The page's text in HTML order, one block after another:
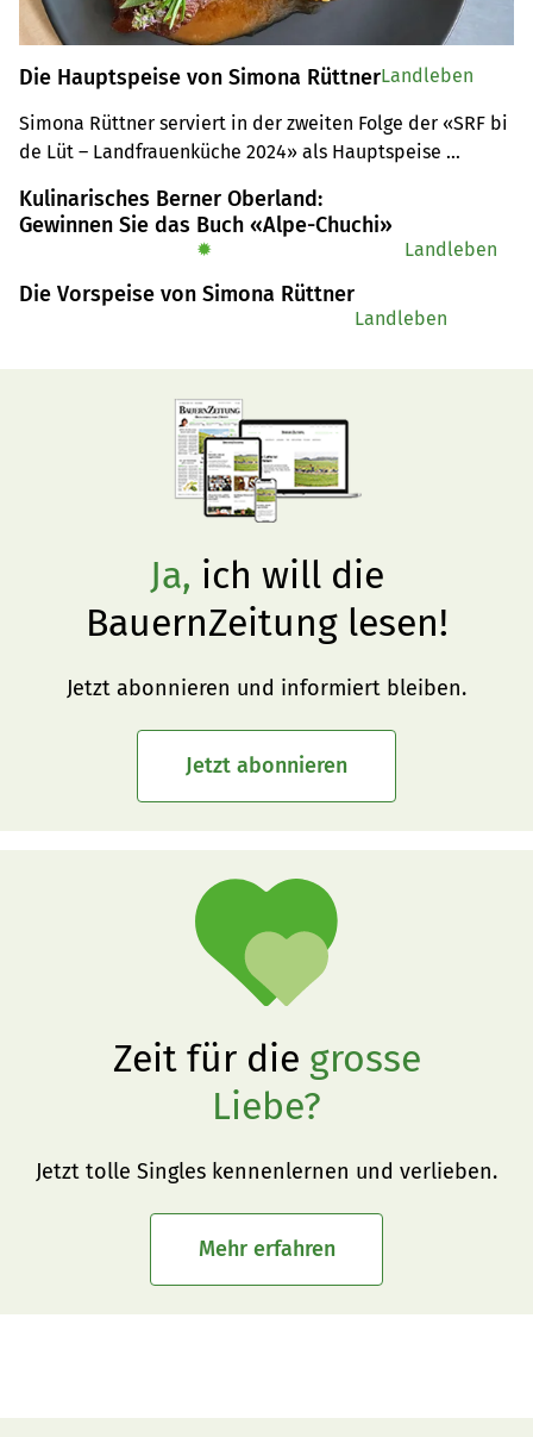
Die Hauptspeise von Simona Rüttner
Simona Rüttner serviert in der zweiten Folge der «SRF bi
de Lüt – Landfrauenküche 2024» als Hauptspeise
Variationen und Randen Rose. Hier gibts das Rezept für 4
Personen.
Landleben
Kulinarisches Berner Oberland:
Gewinnen Sie das Buch «Alpe-Chuchi»
✹ Landleben
Die Vorspeise von Simona Rüttner
Landleben
Ja, ich will die
BauernZeitung lesen!
Jetzt abonnieren und informiert bleiben.
Jetzt abonnieren
Zeit für die grosse
Liebe?
Jetzt tolle Singles kennenlernen und verlieben.
Mehr erfahren